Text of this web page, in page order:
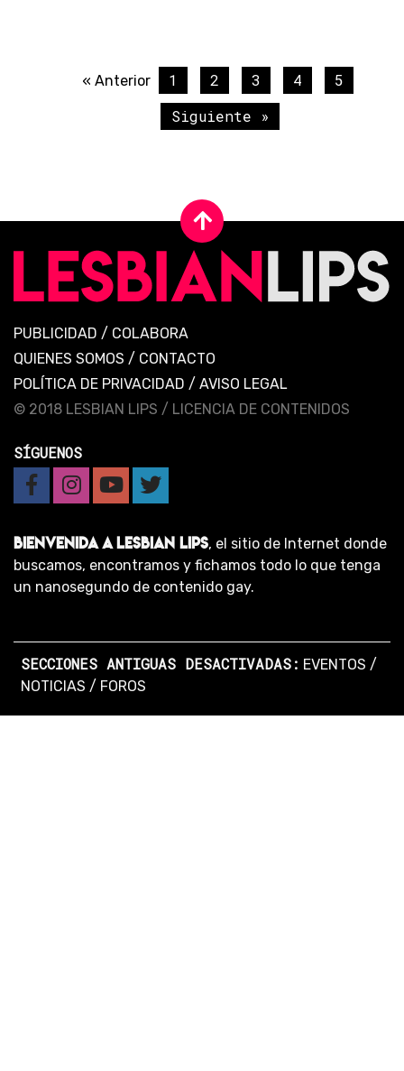
« Anterior 1 2 3 4
5
Siguiente »
PUBLICIDAD / COLABORA
QUIENES SOMOS / CONTACTO
POLÍTICA DE PRIVACIDAD / AVISO LEGAL
© 2018 LESBIAN LIPS / LICENCIA DE CONTENIDOS
SÍGUENOS
BIENVENIDA A LESBIAN LIPS, el sitio de Internet donde
buscamos, encontramos y fichamos todo lo que tenga
un nanosegundo de contenido gay.
SECCIONES ANTIGUAS DESACTIVADAS: EVENTOS /
NOTICIAS / FOROS